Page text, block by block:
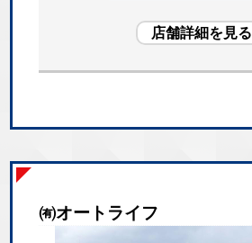
店舗詳細を見る
㈲オートライフ